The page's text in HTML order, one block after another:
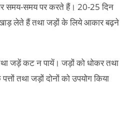
समय-समय पर करते हैं। 20-25 दिन
लेते हैं तथा जड़ों के लिये आकार बढ़ने
जड़ें कट न पायें। जड़ों को धोकर तथा
तथा जड़ों दोनों को उपयोग किया